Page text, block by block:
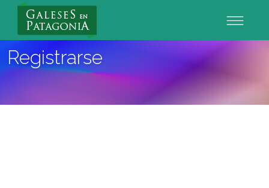
Nuevo Usuario
Registrarse